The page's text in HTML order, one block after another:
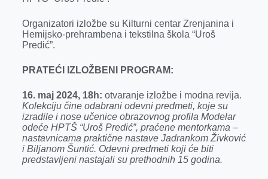
Organizatori izložbe su Kilturni centar Zrenjanina i
Hemijsko-prehrambena i tekstilna škola “Uroš
Predić”.
PRATEĆI IZLOŽBENI PROGRAM:
16. maj 2024, 18h: otvaranje izložbe i modna revija.
Kolekciju čine odabrani odevni predmeti, koje su
izradile i nose učenice obrazovnog profila Modelar
odeće HPTŠ “Uroš Predić”, praćene mentorkama –
nastavnicama praktične nastave Jadrankom Živković
i Biljanom Šuntić. Odevni predmeti koji će biti
predstavljeni nastajali su prethodnih 15 godina.